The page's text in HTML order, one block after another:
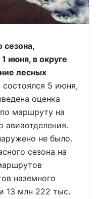
сезона,
июня, в округе
лесных
5 июня,
оценка
маршруту на
авиаотделения.
не было.
сезона на
наземного
13 млн 222 тыс.